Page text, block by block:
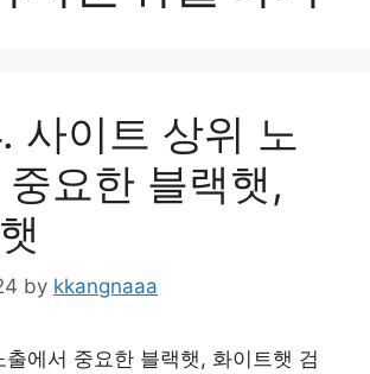
사이트 상위 노
요한 블랙햇,
by kkangnaaa
에서 중요한 블랙햇, 화이트햇 검